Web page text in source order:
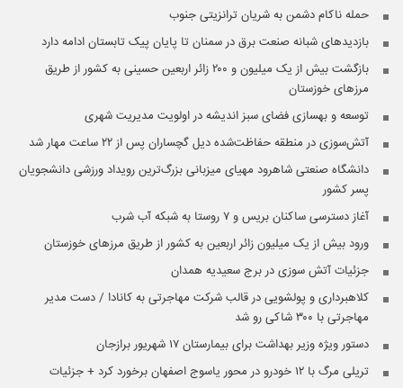
حمله ناکام دشمن به شریان ترانزیتی جنوب
بازدیدهای شبانه صنعت برق در سمنان تا پایان پیک تابستان ادامه دارد
بازگشت بیش از یک میلیون و ۲۰۰ زائر اربعین حسینی به کشور از طریق
مرز‌های خوزستان
توسعه و بهسازی فضای سبز اندیشه در اولویت مدیریت شهری
آتش‌سوزی در منطقه حفاظت‌شده دیل گچساران پس از ۲۲ ساعت مهار شد
دانشگاه صنعتی شاهرود مهیای میزبانی بزرگ‌ترین رویداد ورزشی دانشجویان
پسر کشور
آغاز دسترسی ساکنان بریس و ۷ روستا به شبکه آب شرب
ورود بیش از یک میلیون زائر اربعین به کشور از طریق مرزهای خوزستان
جزئیات آتش سوزی در برج سعیدیه همدان
کلاهبرداری و پولشویی در قالب شرکت مهاجرتی به کانادا / دست مدیر
مهاجرتی با ۳۰۰ شاکی رو شد
دستور ویژه وزیر بهداشت برای بیمارستان ۱۷ شهریور برازجان
تریلی مرگ با ۱۲ خودرو در محور یاسوج اصفهان برخورد کرد + جزئیات